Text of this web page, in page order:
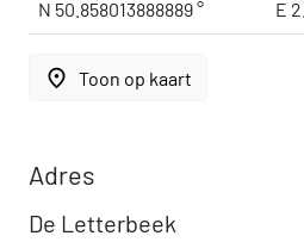
N 50.858013888889 ° E
place Toon op kaart
Adres
De Letterbeek